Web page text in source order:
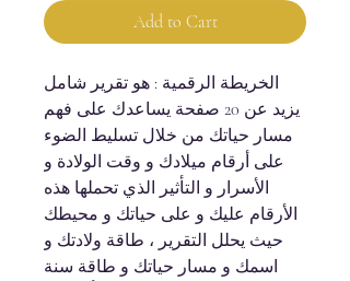
Add to Cart
الخريطة الرقمية : هو تقرير شامل
يزيد عن 20 صفحة يساعدك على فهم
مسار حياتك من خلال تسليط الضوء
على أرقام ميلادك و وقت الولادة و
الأسرار و التأثير الذي تحملها هذه
الأرقام عليك و على حياتك و محيطك
حيث يحلل التقرير ، طاقة ولادتك و
اسمك و مسار حياتك و طاقة سنة